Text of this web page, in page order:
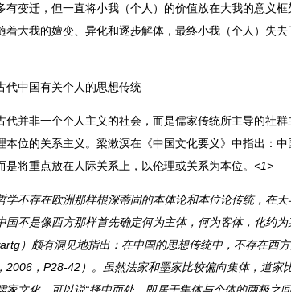
有变迁，但一直将小我（个人）的价值放在大我的意义
着大我的嬗变、异化和逐步解体，最终小我（个人）失
代中国有关个人的思想传统
代并非一个个人主义的社会，而是儒家传统所主导的社
本位的关系主义。梁漱溟在《中国文化要义》中指出：
是将重点放在人际关系上，以伦理或关系为本位。 <1>
学不存在欧洲那样根深蒂固的本体论和本位论传统，在
国不是像西方那样首先确定何为主体，何为客体，化约
）颇有洞见地指出：在中国的思想传统中，不存在西
2006，P28-42）。虽然法家和墨家比较偏向集体，道家
家文化，可以说“择中而处，即居于集体与个体的两极之